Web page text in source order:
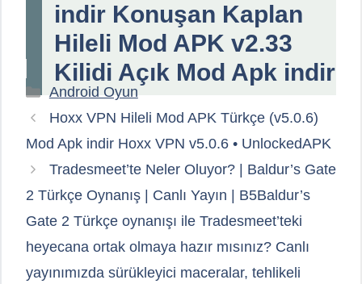
indir Konuşan Kaplan
Hileli Mod APK v2.33
Kilidi Açık Mod Apk indir
Kategoriler
Android Oyun
Hoxx VPN Hileli Mod APK Türkçe (v5.0.6)
Mod Apk indir Hoxx VPN v5.0.6 • UnlockedAPK
Tradesmeet’te Neler Oluyor? | Baldur’s Gate
2 Türkçe Oynanış | Canlı Yayın | B5Baldur’s
Gate 2 Türkçe oynanışı ile Tradesmeet’teki
heyecana ortak olmaya hazır mısınız? Canlı
yayınımızda sürükleyici maceralar, tehlikeli